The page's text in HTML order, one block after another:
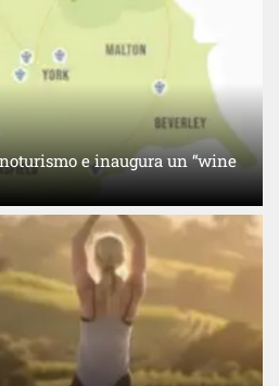
e inaugura un “wine